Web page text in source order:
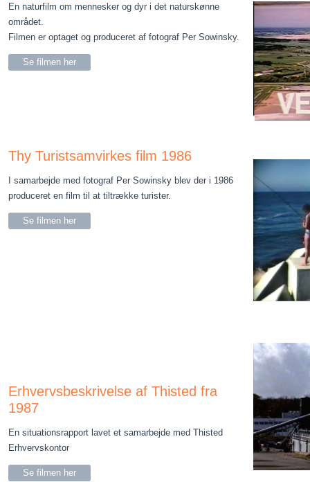
En naturfilm om mennesker og dyr i det naturskønne
området.
Filmen er optaget og produceret af fotograf Per Sowinsky.
Se filmen her
Thy Turistsamvirkes film 1986
I samarbejde med fotograf Per Sowinsky blev der i 1986
produceret en film til at tiltrække turister.
Se filmen her
Erhvervsbeskrivelse af Thisted fra
1987
En situationsrapport lavet et samarbejde med Thisted
Erhvervskontor
Se filmen her